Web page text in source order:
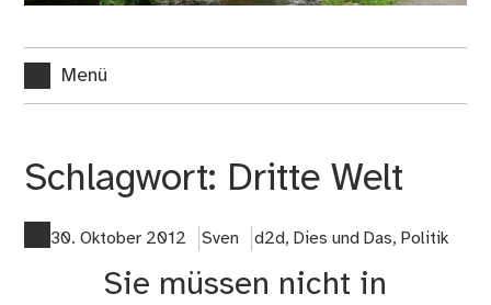
Menü
Schlagwort: Dritte Welt
30. Oktober 2012 Sven d2d, Dies und Das, Politik
Sie müssen nicht in